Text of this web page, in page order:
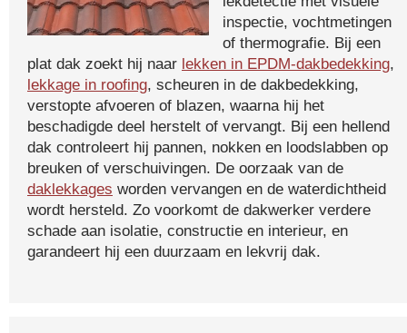
inspectie, vochtmetingen
of thermografie. Bij een
plat dak zoekt hij naar lekken in EPDM-dakbedekking,
lekkage in roofing, scheuren in de dakbedekking,
verstopte afvoeren of blazen, waarna hij het
beschadigde deel herstelt of vervangt. Bij een hellend
dak controleert hij pannen, nokken en loodslabben op
breuken of verschuivingen. De oorzaak van de
daklekkages worden vervangen en de waterdichtheid
wordt hersteld. Zo voorkomt de dakwerker verdere
schade aan isolatie, constructie en interieur, en
garandeert hij een duurzaam en lekvrij dak.